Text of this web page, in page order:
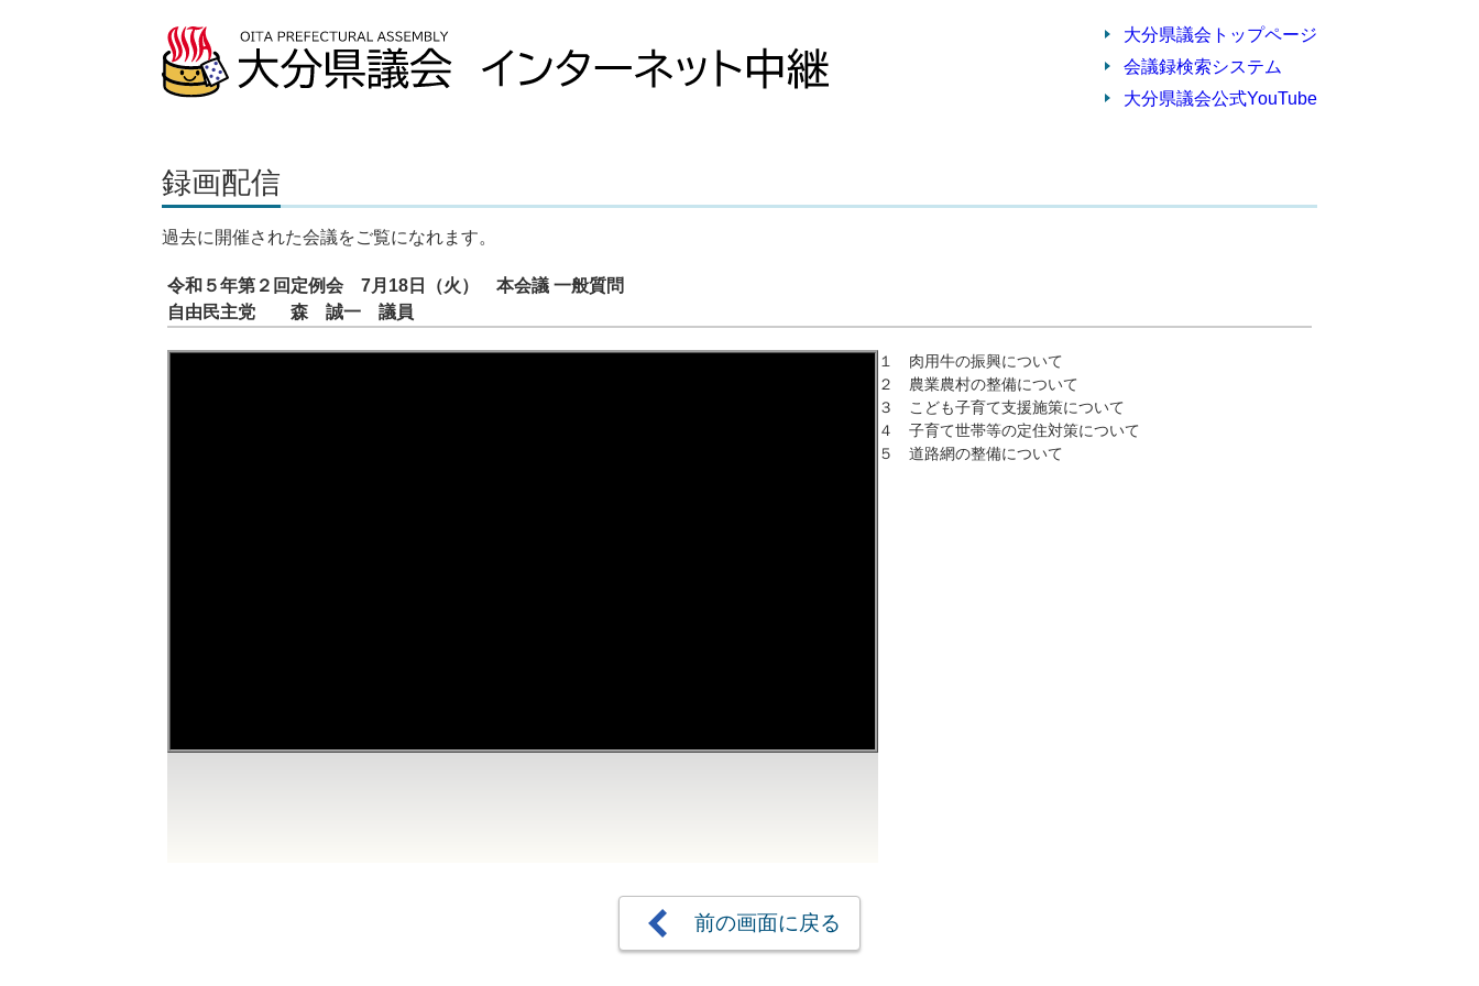
大分県議会トップページ
会議録検索システム
大分県議会公式YouTube
録画配信
過去に開催された会議をご覧になれます。
令和５年第２回定例会 7月18日（火） 本会議 一般質問
自由民主党 森 誠一 議員
１ 肉用牛の振興について
２ 農業農村の整備について
３ こども子育て支援施策について
４ 子育て世帯等の定住対策について
５ 道路網の整備について
前の画面に戻る